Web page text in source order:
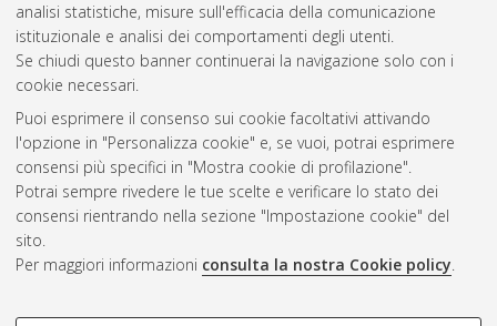
analisi statistiche, misure sull'efficacia della comunicazione
istituzionale e analisi dei comportamenti degli utenti.
Se chiudi questo banner continuerai la navigazione solo con i
cookie necessari.
Puoi esprimere il consenso sui cookie facoltativi attivando
l'opzione in "Personalizza cookie" e, se vuoi, potrai esprimere
consensi più specifici in "Mostra cookie di profilazione".
Potrai sempre rivedere le tue scelte e verificare lo stato dei
consensi rientrando nella sezione "Impostazione cookie" del
sito.
Per maggiori informazioni consulta la nostra Cookie policy.
Questa lista e' stata generata ilFri Aug 7 20:47:42 2026 CEST
Atom
Rss 1.0
Rss 2.0
ISSN: 2038-7946
Impostazioni Cookie